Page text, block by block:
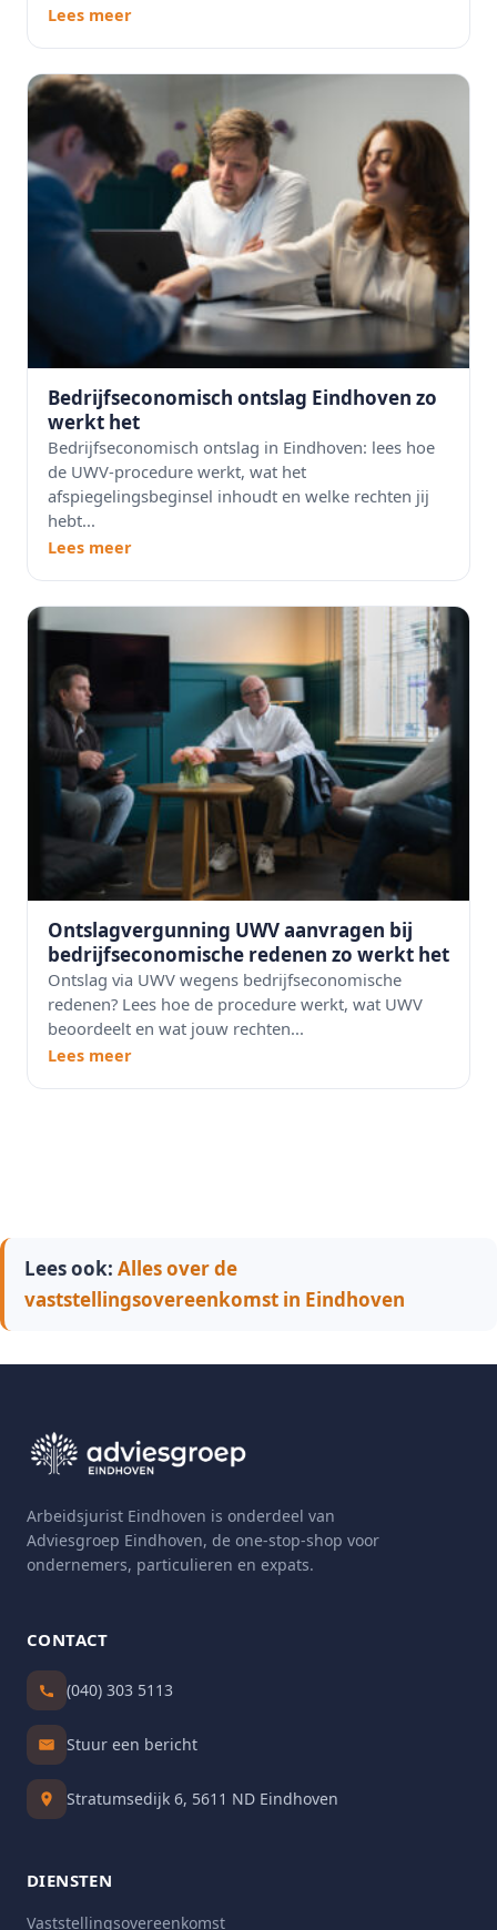
Lees meer
Bedrijfseconomisch ontslag Eindhoven zo
werkt het
Bedrijfseconomisch ontslag in Eindhoven: lees hoe
de UWV-procedure werkt, wat het
afspiegelingsbeginsel inhoudt en welke rechten jij
hebt...
Lees meer
Ontslagvergunning UWV aanvragen bij
bedrijfseconomische redenen zo werkt het
Ontslag via UWV wegens bedrijfseconomische
redenen? Lees hoe de procedure werkt, wat UWV
beoordeelt en wat jouw rechten...
Lees meer
Lees ook: Alles over de
vaststellingsovereenkomst in Eindhoven
Arbeidsjurist Eindhoven is onderdeel van
Adviesgroep Eindhoven, de one-stop-shop voor
ondernemers, particulieren en expats.
CONTACT
(040) 303 5113
Stuur een bericht
Stratumsedijk 6, 5611 ND Eindhoven
DIENSTEN
Vaststellingsovereenkomst